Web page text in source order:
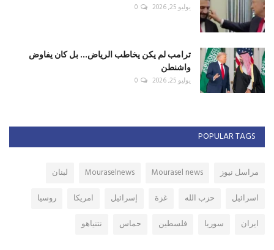
يوليو 25, 2026 0
ترامب لم يكن يخاطب الرياض... بل كان يفاوض
واشنطن
يوليو 25, 2026 0
POPULAR TAGS
مراسل نيوز Mourasel news
Mouraselnews
لبنان
اسرائيل
حزب الله غزة إسرائيل امريكا
روسيا
ايران
سوريا فلسطين حماس نتنياهو